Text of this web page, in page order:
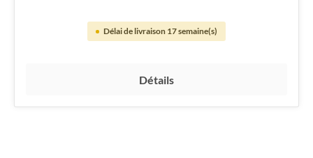
Délai de livraison 17 semaine(s)
Détails